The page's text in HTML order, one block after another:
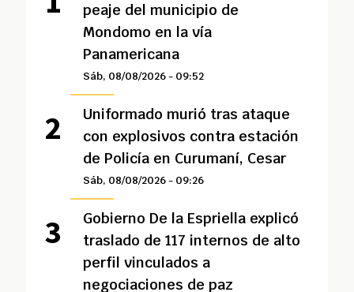
peaje del municipio de
Mondomo en la vía
Panamericana
Sáb, 08/08/2026 - 09:52
Uniformado murió tras ataque
con explosivos contra estación
de Policía en Curumaní, Cesar
Sáb, 08/08/2026 - 09:26
Gobierno De la Espriella explicó
traslado de 117 internos de alto
perfil vinculados a
negociaciones de paz